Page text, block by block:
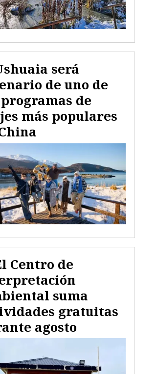
será
de uno de
de
más populares
Centro de
suma
gratuitas
agosto